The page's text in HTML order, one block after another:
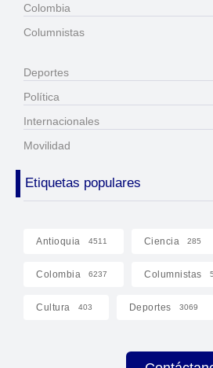
Colombia
Columnistas
Deportes
Política
Internacionales
Movilidad
Etiquetas populares
Antioquia 4511 Ciencia 285
Colombia 6237 Columnistas
Cultura 403 Deportes 3069